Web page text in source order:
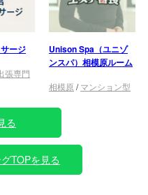
ージ
張専門
Unison Spa（ユニゾ
ンスパ）相模原ルーム
相模原 /マンション型
る
TOPを見る